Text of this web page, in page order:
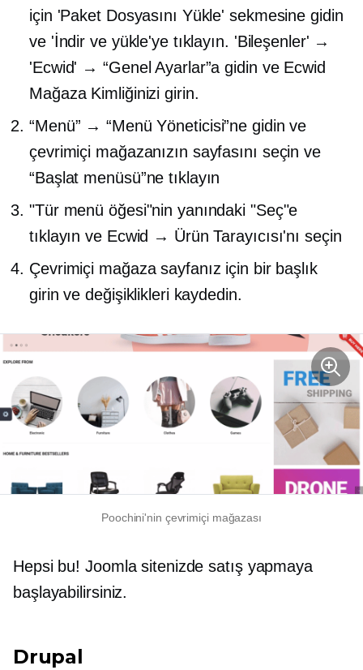
için 'Paket Dosyasını Yükle' sekmesine gidin
ve 'İndir ve yükle'ye tıklayın. 'Bileşenler' →
'Ecwid' → “Genel Ayarlar”a gidin ve Ecwid
Mağaza Kimliğinizi girin.
“Menü” → “Menü Yöneticisi”ne gidin ve
çevrimiçi mağazanızın sayfasını seçin ve
“Başlat menüsü”ne tıklayın
"Tür menü öğesi"nin yanındaki "Seç"e
tıklayın ve Ecwid → Ürün Tarayıcısı'nı seçin
Çevrimiçi mağaza sayfanız için bir başlık
girin ve değişiklikleri kaydedin.
Poochini'nin çevrimiçi mağazası
Hepsi bu! Joomla sitenizde satış yapmaya
başlayabilirsiniz.
Drupal